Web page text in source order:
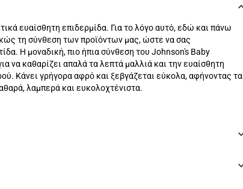
ευαίσθητη επιδερμίδα. Για το λόγο αυτό, εδώ και πάνω
τη σύνθεση των προϊόντων μας, ώστε να σας
Η μοναδική, πιο ήπια σύνθεση του Johnson's Baby
να καθαρίζει απαλά τα λεπτά μαλλιά και την ευαίσθητη
Κάνει γρήγορα αφρό και ξεβγάζεται εύκολα, αφήνοντας τα
λαμπερά και ευκολοχτένιστα.